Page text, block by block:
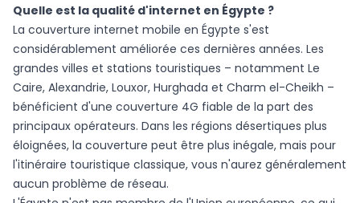
Quelle est la qualité d'internet en Égypte ?
La couverture internet mobile en Égypte s'est
considérablement améliorée ces dernières années. Les
grandes villes et stations touristiques – notamment Le
Caire, Alexandrie, Louxor, Hurghada et Charm el-Cheikh –
bénéficient d'une couverture 4G fiable de la part des
principaux opérateurs. Dans les régions désertiques plus
éloignées, la couverture peut être plus inégale, mais pour
l'itinéraire touristique classique, vous n'aurez généralement
aucun problème de réseau.